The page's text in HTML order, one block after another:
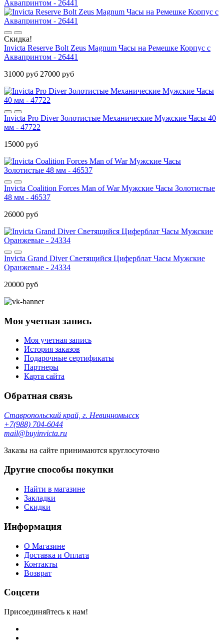
Скидка!
Invicta Reserve Bolt Zeus Magnum Часы на Ремешке Корпус с
Аквапринтом - 26441
31000 руб 27000 руб
Invicta Pro Diver Золотистые Механические Мужские Часы 40
мм - 47722
15000 руб
Invicta Coalition Forces Man of War Мужские Часы Золотистые
48 мм - 46537
26000 руб
Invicta Grand Diver Светящийся Циферблат Часы Мужские
Оранжевые - 24334
20000 руб
Моя учетная запись
Моя учетная запись
История заказов
Подарочные сертификаты
Партнеры
Карта сайта
Обратная связь
Ставропольский край, г. Невинномысск
+7(988) 704-6044
mail@buyinvicta.ru
Заказы на сайте принимаются круглосуточно
Другие способы покупки
Найти в магазине
Закладки
Скидки
Информация
О Магазине
Доставка и Оплата
Контакты
Возврат
Соцсети
Присоединяйтесь к нам!